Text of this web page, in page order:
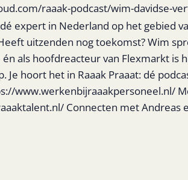
raaak-podcast/wim-davidse-
expert in Nederland op het gebied
uitzenden nog toekomst? Wim
als hoofdreacteur van Flexmarkt is
Je hoort het in Raaak Praaat: dé
www.werkenbijraaakpersoneel.nl/
Connecten met